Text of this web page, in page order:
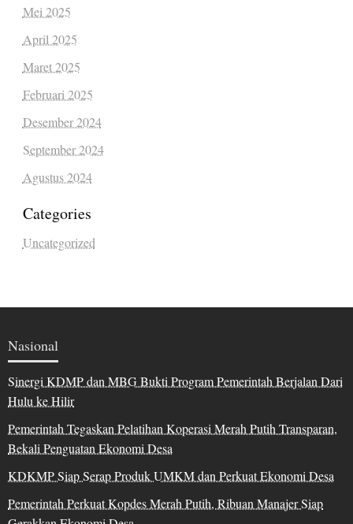
Mei 2025
April 2025
Maret 2025
Februari 2025
Desember 2024
September 2024
Agustus 2024
Categories
Uncategorized
Nasional
Sinergi KDMP dan MBG Bukti Program Pemerintah Berjalan Dari
Hulu ke Hilir
Pemerintah Tegaskan Pelatihan Koperasi Merah Putih Transparan,
Bekali Penguatan Ekonomi Desa
KDKMP Siap Serap Produk UMKM dan Perkuat Ekonomi Desa
Pemerintah Perkuat Kopdes Merah Putih, Ribuan Manajer Siap